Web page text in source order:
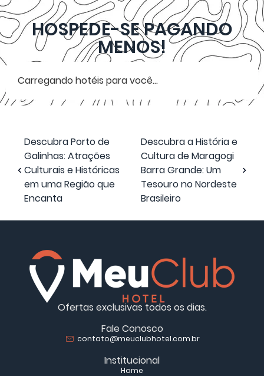
HOSPEDE-SE PAGANDO
MENOS!
Carregando hotéis para você...
Descubra Porto de
Galinhas: Atrações
Culturais e Históricas
em uma Região que
Encanta
Descubra a História e
Cultura de Maragogi
Barra Grande: Um
Tesouro no Nordeste
Brasileiro
Ofertas exclusivas todos os dias.
Fale Conosco
contato@meuclubhotel.com.br
Institucional
Home